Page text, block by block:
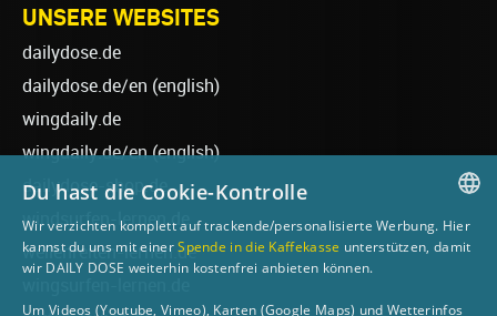
UNSERE WEBSITES
dailydose.de
dailydose.de/en (english)
wingdaily.de
wingdaily.de/en(english)
dailydose-shop.de
windsurfen-lernen.de
wellenreiten-lernen.de
GERMAN
Du hast die Cookie-Kontrolle
Wir verzichten komplett auf trackende/personalisierte Werbung. Hier
kannst du uns mit einerSpende in die Kaffekasse unterstützen, damit
wir DAILY DOSE weiterhin kostenfrei anbieten können.
Um Videos (Youtube, Vimeo), Karten (Google Maps) und Wetterinfos